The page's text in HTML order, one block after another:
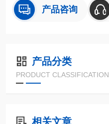
产品咨询
产品分类
PRODUCT CLASSIFICATION
相关文章